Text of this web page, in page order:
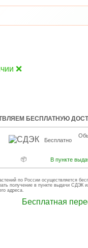
❌
БЕСПЛАТНУЮ
Бесплатно
📦 В пункте
по России осуществляется
получение в пункте выдачи СДЭК
адреса.
Бесплатная